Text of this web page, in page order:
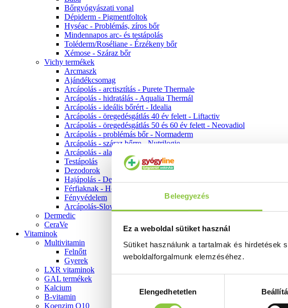
Beleegyezés
Ez a weboldal sütiket használ
Sütiket használunk a tartalmak és hirdetések
weboldalforgalmunk elemzéséhez.
kiválasztásaElengedhetetlen
Bőrgyógyászati vonal
Dépiderm - Pigmentfoltok
Hyséac - Problémás, zíros bőr
Mindennapos arc- és testápolás
Toléderm/Roséliane - Érzékeny bőr
Xémose - Száraz bőr
Vichy termékek
Arcmaszk
Ajándékcsomag
Arcápolás - arctisztítás - Purete Thermale
Arcápolás - hidratálás - Aqualia Thermál
Arcápolás - ideális bőrért - Idealia
Arcápolás - öregedésgátlás 40 év felett - Liftactiv
Arcápolás - öregedésgátlás 50 és 60 év felett - Neovadiol
Arcápolás - problémás bőr - Normaderm
Arcápolás - száraz bőrre - Nutrilogie
Arcápolás - alapozók
Testápolás
Dezodorok
Hajápolás - Dercos
Férfiaknak - Homme
Fényvédelem
Arcápolás-Slow Age
Dermedic
CeraVe
Vitaminok
Multivitamin
Felnőtt
Gyerek
LXR vitaminok
GAL termékek
Kalcium
B-vitamin
Koenzim Q10